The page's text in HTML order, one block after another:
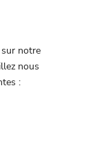
notre
nous
: